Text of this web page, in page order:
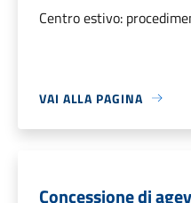
Centro estivo:
VAI ALLA PAGINA
Concessione di